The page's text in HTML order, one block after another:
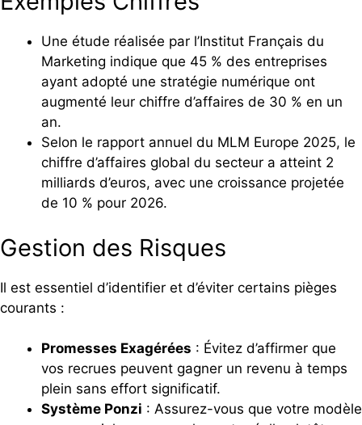
Une étude réalisée par l’Institut Français du
Marketing indique que 45 % des entreprises
ayant adopté une stratégie numérique ont
augmenté leur chiffre d’affaires de 30 % en un
an.
Selon le rapport annuel du MLM Europe 2025, le
chiffre d’affaires global du secteur a atteint 2
milliards d’euros, avec une croissance projetée
de 10 % pour 2026.
Gestion des Risques
Il est essentiel d’identifier et d’éviter certains pièges
courants :
Promesses Exagérées : Évitez d’affirmer que
vos recrues peuvent gagner un revenu à temps
plein sans effort significatif.
Système Ponzi : Assurez-vous que votre modèle